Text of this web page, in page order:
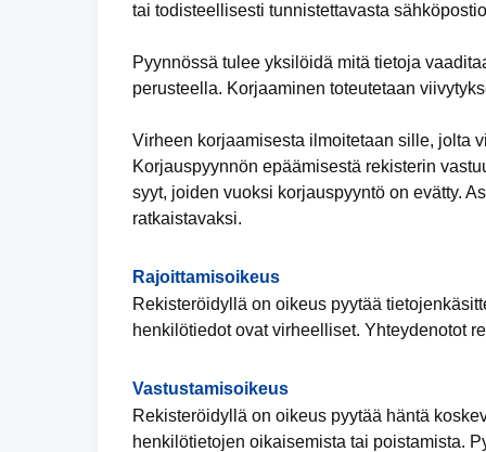
tai todisteellisesti tunnistettavasta
Pyynnössä tulee yksilöidä mitä tietoja
perusteella. Korjaaminen toteutetaan
Virheen korjaamisesta ilmoitetaan sille, jolta
Korjauspyynnön epäämisestä rekisterin
syyt, joiden vuoksi korjauspyyntö on evätty.
ratkaistavaksi.
Rajoittamisoikeus
Rekisteröidyllä on oikeus pyytää
henkilötiedot ovat virheelliset. Yhteydenotot
Vastustamisoikeus
Rekisteröidyllä on oikeus pyytää häntä
henkilötietojen oikaisemista tai poistamista.